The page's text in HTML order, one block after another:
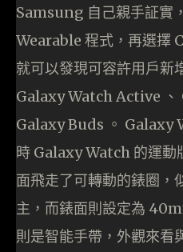
Samsung 自己親手証實
Wearable 程式，再選擇
就可以發現可容許用戶新
Galaxy Watch Active
Galaxy Buds 。 Galaxy
時 Galaxy Watch 的運動
面飛走了可轉動的錶圈，
主，而錶面則設定為
則是智能手帶，外觀來